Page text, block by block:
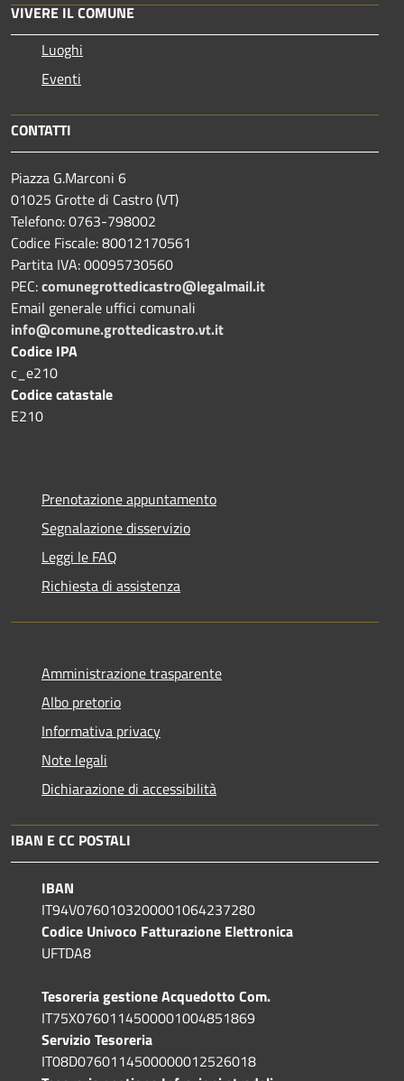
VIVERE IL COMUNE
Luoghi
Eventi
CONTATTI
Piazza G.Marconi 6
01025 Grotte di Castro (VT)
Telefono: 0763-798002
Codice Fiscale: 80012170561
Partita IVA: 00095730560
PEC:comunegrottedicastro@legalmail.it
Email generale uffici comunali
info@comune.grottedicastro.vt.it
Codice IPA
c_e210
Codice catastale
E210
Prenotazione appuntamento
Segnalazione disservizio
Leggi le FAQ
Richiesta di assistenza
Amministrazione trasparente
Albo pretorio
Informativa privacy
Note legali
Dichiarazione di accessibilità
IBAN E CC POSTALI
IBAN
IT94V0760103200001064237280
Codice Univoco Fatturazione Elettronica
UFTDA8
Tesoreria gestione Acquedotto Com.
IT75X0760114500001004851869
Servizio Tesoreria
IT08D0760114500000012526018